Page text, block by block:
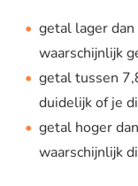
getal lager
waarschijnlijk
getal tussen
duidelijk of je
getal hoger
waarschijnlijk